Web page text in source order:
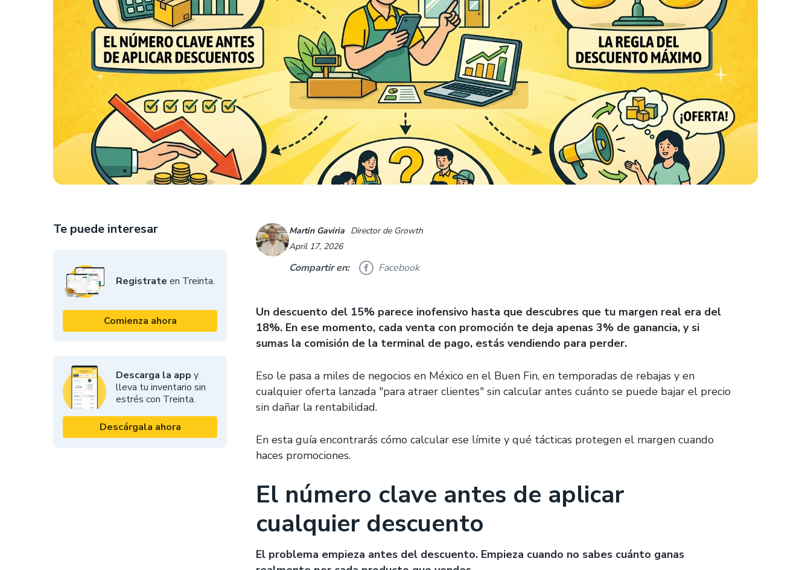
Te puede interesar
Registrate en Treinta.
Comienza ahora
Descarga la app y
lleva tu inventario sin
estrés con Treinta.
Descárgala ahora
Martin Gaviria Director de Growth
April 17, 2026
Compartir en: Facebook
Un descuento del 15% parece inofensivo hasta que descubres que tu margen real era del
18%. En ese momento, cada venta con promoción te deja apenas 3% de ganancia, y si
sumas la comisión de la terminal de pago, estás vendiendo para perder.
Eso le pasa a miles de negocios en México en el Buen Fin, en temporadas de rebajas y en
cualquier oferta lanzada "para atraer clientes" sin calcular antes cuánto se puede bajar el precio
sin dañar la rentabilidad.
En esta guía encontrarás cómo calcular ese límite y qué tácticas protegen el margen cuando
haces promociones.
El número clave antes de aplicar
cualquier descuento
El problema empieza antes del descuento. Empieza cuando no sabes cuánto ganas